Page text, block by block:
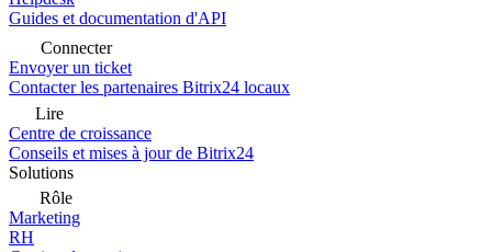
Guides et documentation d'API
Connecter
Envoyer un ticket
Contacter les partenaires Bitrix24 locaux
Lire
Centre de croissance
Conseils et mises à jour de Bitrix24
Solutions
Rôle
Marketing
RH